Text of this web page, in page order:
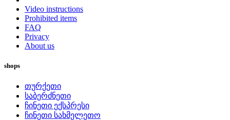
Video instructions
Prohibited items
FAQ
Privacy
About us
shops
თურქეთი
საბერძნეთი
ჩინეთი ექსპრესი
ჩინეთი სახმელეთო